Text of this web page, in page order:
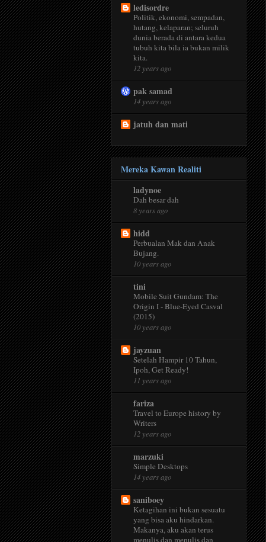
ledisordre
Politik, ekonomi, sempadan,
hutang, kelaparan; seluruh
dunia berada di antara kedua
tubuh kita bila ia bukan milik
kita.
12 years ago
pak samad
14 years ago
jatuh dan mati
Mereka Kawan Realiti
ladynoe
Dah besar dah
8 years ago
hidd
Perbualan Mak dan Anak
Bujang.
10 years ago
tini
Mobile Suit Gundam: The
Origin I - Blue-Eyed Casval
(2015)
10 years ago
jayzuan
Setelah Hampir 10 Tahun,
Ipoh, Get Ready!
11 years ago
fariza
Travel to Europe history by
Writers
12 years ago
marzuki
Simple Desktops
14 years ago
saniboey
Ketagihan ini bukan sesuatu
yang bisa aku hindarkan.
Makanya, aku akan terus
menulis dan menulis dan